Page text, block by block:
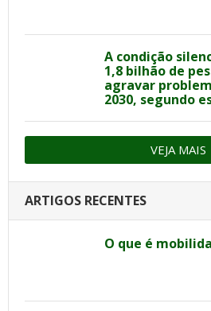
A condição
1,8 bilhão de
agravar
2030, segundo
VEJA MAIS
ARTIGOS RECENTES
O que é